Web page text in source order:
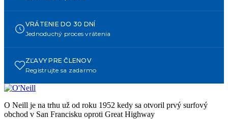
VRÁTENIE DO 30 DNÍ
Jednoduchý proces vrátenia
ZĽAVY PRE ČLENOV
Registrujte sa zadarmo
O Neill je na trhu už od roku 1952 kedy sa otvoril prvý surfový
obchod v San Francisku oproti Great Highway